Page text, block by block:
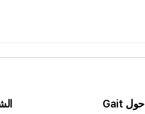
حول Gait